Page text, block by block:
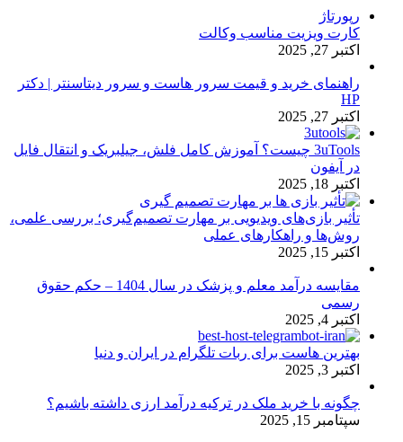
رپورتاژ
کارت ویزیت مناسب وکالت
اکتبر 27, 2025
راهنمای خرید و قیمت سرور هاست و سرور دیتاسنتر | دکتر
HP
اکتبر 27, 2025
3uTools چیست؟ آموزش کامل فلش، جیلبریک و انتقال فایل
در آیفون
اکتبر 18, 2025
تأثیر بازی‌های ویدیویی بر مهارت تصمیم‌گیری؛ بررسی علمی،
روش‌ها و راهکارهای عملی
اکتبر 15, 2025
مقایسه درآمد معلم و پزشک در سال 1404 – حکم حقوق
رسمی
اکتبر 4, 2025
بهترین هاست برای ربات تلگرام در ایران و دنیا
اکتبر 3, 2025
چگونه با خرید ملک در ترکیه درآمد ارزی داشته باشیم؟
سپتامبر 15, 2025